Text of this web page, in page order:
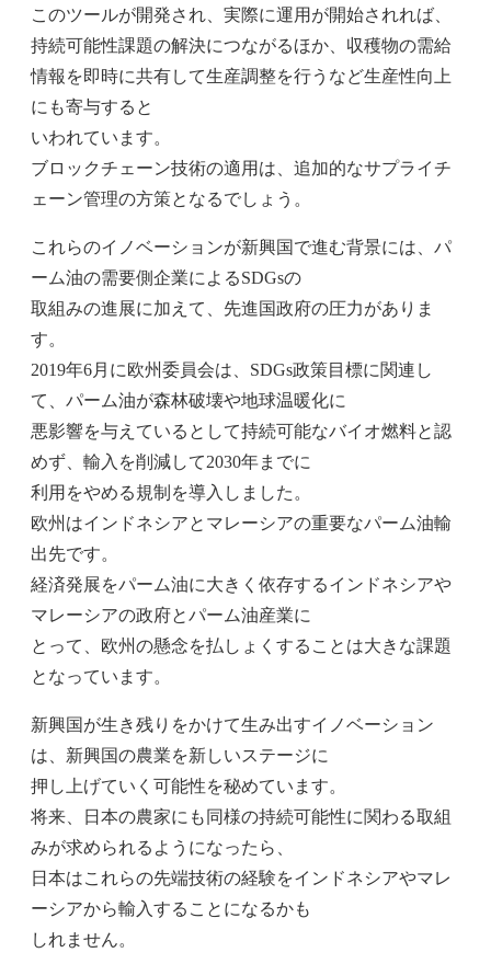
このツールが開発され、実際に運用が開始されれば、
持続可能性課題の解決につながるほか、収穫物の需給
情報を即時に共有して生産調整を行うなど生産性向上
にも寄与すると
いわれています。
ブロックチェーン技術の適用は、追加的なサプライチ
ェーン管理の方策となるでしょう。
これらのイノベーションが新興国で進む背景には、パ
ーム油の需要側企業によるSDGsの
取組みの進展に加えて、先進国政府の圧力がありま
す。
2019年6月に欧州委員会は、SDGs政策目標に関連し
て、パーム油が森林破壊や地球温暖化に
悪影響を与えているとして持続可能なバイオ燃料と認
めず、輸入を削減して2030年までに
利用をやめる規制を導入しました。
欧州はインドネシアとマレーシアの重要なパーム油輸
出先です。
経済発展をパーム油に大きく依存するインドネシアや
マレーシアの政府とパーム油産業に
とって、欧州の懸念を払しょくすることは大きな課題
となっています。
新興国が生き残りをかけて生み出すイノベーション
は、新興国の農業を新しいステージに
押し上げていく可能性を秘めています。
将来、日本の農家にも同様の持続可能性に関わる取組
みが求められるようになったら、
日本はこれらの先端技術の経験をインドネシアやマレ
ーシアから輸入することになるかも
しれません。